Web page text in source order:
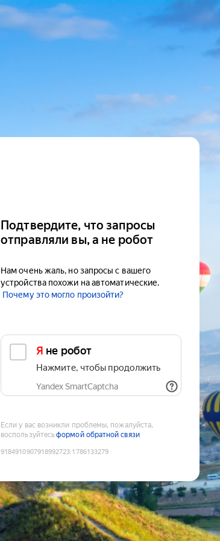
Подтвердите, что запросы
отправляли вы, а не робот
Нам очень жаль, но запросы с вашего
устройства похожи на автоматические.
Почему это могло произойти?
Я не робот
Нажмите, чтобы продолжить
Yandex SmartCaptcha
Если у вас возникли проблемы, пожалуйста,
воспользуйтесьформой обратной связи
9184910907918992723:1786133279